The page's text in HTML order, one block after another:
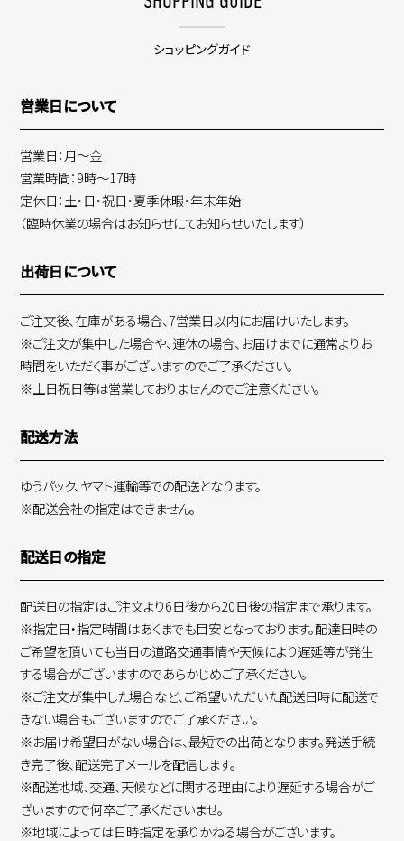
ショッピングガイド
営業日について
営業日：月～金
営業時間：9時～17時
定休日：土・日・祝日・夏季休暇・年末年始
（臨時休業の場合はお知らせにてお知らせいたします）
出荷日について
ご注文後、在庫がある場合、7営業日以内にお届けいたします。
※ご注文が集中した場合や、連休の場合、お届けまでに通常よりお
時間をいただく事がございますのでご了承ください。
※土日祝日等は営業しておりませんのでご注意ください。
配送方法
ゆうパック、ヤマト運輸等での配送となります。
※配送会社の指定はできません。
配送日の指定
配送日の指定はご注文より6日後から20日後の指定まで承ります。
※指定日・指定時間はあくまでも目安となっております。配達日時の
ご希望を頂いても当日の道路交通事情や天候により遅延等が発生
する場合がございますのであらかじめご了承ください。
※ご注文が集中した場合など、ご希望いただいた配送日時に配送で
きない場合もございますのでご了承ください。
※お届け希望日がない場合は、最短での出荷となります。発送手続
き完了後、配送完了メールを配信します。
※配送地域、交通、天候などに関する理由により遅延する場合がご
ざいますので何卒ご了承くださいませ。
※地域によっては日時指定を承りかねる場合がございます。